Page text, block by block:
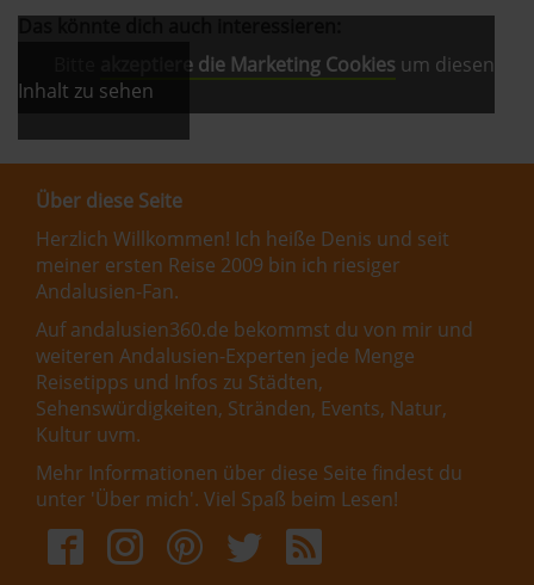
akzeptiere die Marketing Cookies um diesen
Inhalt zu sehen
Über diese Seite
Herzlich Willkommen! Ich heiße Denis und seit
meiner ersten Reise 2009 bin ich riesiger
Andalusien-Fan.
Auf andalusien360.de bekommst du von mir und
weiteren Andalusien-Experten jede Menge
Reisetipps und Infos zu Städten,
Sehenswürdigkeiten, Stränden, Events, Natur,
Kultur uvm.
Mehr Informationen über diese Seite findest du
unter 'Über mich'. Viel Spaß beim Lesen!